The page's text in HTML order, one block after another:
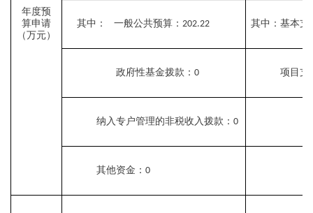
年度预
算申请
（万元）
其中： 一般公共预算：202.22 其中：基本支
政府性基金拨款：0 项目支
纳入专户管理的非税收入拨款：0
其他资金：0